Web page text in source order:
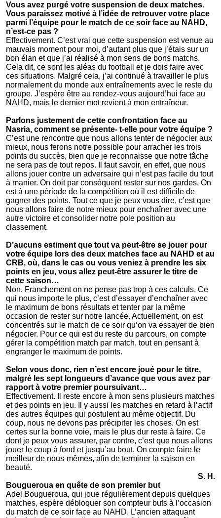
Vous avez purgé votre suspension de deux matches.
Vous paraissez motivé à l’idée de retrouver votre place
parmi l’équipe pour le match de ce soir face au NAHD,
n’est-ce pas ?
Effectivement. C’est vrai que cette suspension est venue au
mauvais moment pour moi, d’autant plus que j’étais sur un
bon élan et que j’ai réalisé à mon sens de bons matchs.
Cela dit, ce sont les aléas du football et je dois faire avec
ces situations. Malgré cela, j’ai continué à travailler le plus
normalement du monde aux entraînements avec le reste du
groupe. J’espère être au rendez-vous aujourd’hui face au
NAHD, mais le dernier mot revient à mon entraîneur.
Parlons justement de cette confrontation face au
Nasria, comment se présente- t-elle pour votre équipe ?
C’est une rencontre que nous allons tenter de négocier aux
mieux, nous ferons notre possible pour arracher les trois
points du succès, bien que je reconnaisse que notre tâche
ne sera pas de tout repos. Il faut savoir, en effet, que nous
allons jouer contre un adversaire qui n’est pas facile du tout
à manier. On doit par conséquent rester sur nos gardes. On
est à une période de la compétition où il est difficile de
gagner des points. Tout ce que je peux vous dire, c’est que
nous allons faire de notre mieux pour enchaîner avec une
autre victoire et consolider notre pole position au
classement.
D’aucuns estiment que tout va peut-être se jouer pour
votre équipe lors des deux matches face au NAHD et au
CRB, où, dans le cas ou vous veniez à prendre les six
points en jeu, vous allez peut-être assurer le titre de
cette saison…
Non. Franchement on ne pense pas trop à ces calculs. Ce
qui nous importe le plus, c’est d’essayer d’enchaîner avec
le maximum de bons résultats et tenter par la même
occasion de rester sur notre lancée. Actuellement, on est
concentrés sur le match de ce soir qu’on va essayer de bien
négocier. Pour ce qui est du reste du parcours, on compte
gérer la compétition match par match, tout en pensant à
engranger le maximum de points.
Selon vous donc, rien n’est encore joué pour le titre,
malgré les sept longueurs d’avance que vous avez par
rapport à votre premier poursuivant…
Effectivement. Il reste encore à mon sens plusieurs matches
et des points en jeu. Il y aussi les matches en retard à l’actif
des autres équipes qui postulent au même objectif. Du
coup, nous ne devons pas précipiter les choses. On est
certes sur la bonne voie, mais le plus dur reste à faire. Ce
dont je peux vous assurer, par contre, c’est que nous allons
jouer le coup à fond et jusqu’au bout. On compte faire le
meilleur de nous-mêmes, afin de terminer la saison en
beauté.
S. H.
Bougueroua en quête de son premier but
Adel Bougueroua, qui joue régulièrement depuis quelques
matches, espère débloquer son compteur buts à l’occasion
du match de ce soir face au NAHD. L’ancien attaquant